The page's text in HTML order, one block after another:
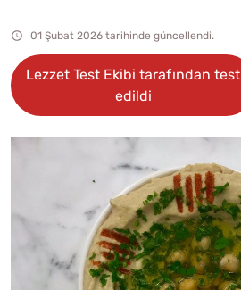
01 Şubat 2026 tarihinde güncellendi.
Lezzet Test Ekibi tarafından test
edildi